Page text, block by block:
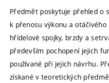
Předmět poskytuje přehled o
k přenosu výkonu a
hřídelové spojky, brzdy a
především pochopení jejich
používané při jejich návrhu.
získané v teoretických